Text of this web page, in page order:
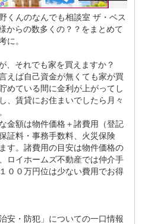
野くんのなんでも相談室 ザ・ベス
からの数多くの？？をまとめて
に。
、それでも家を買えますか？
えば自己資金が無くても家が買
めている間に金利が上がってし
、賃貸にお住まいでしたら月々
金額は物件価格＋諸費用（登記
証料・事務手数料、火災保険
す。諸費用の目安は物件価格の
ロイホームズ不動産では仲介手
００万円位は少ない費用でお得
安・防犯」についての一口情報